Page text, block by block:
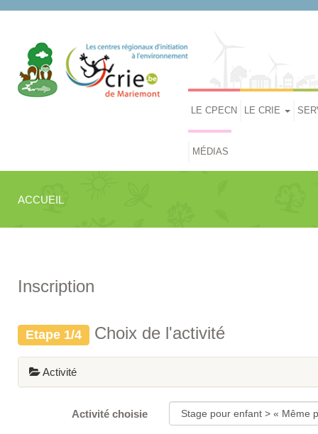
LE CPECN LE CRIE
MÉDIAS
ACCUEIL
Inscription
Etape 1/4 Choix de l'activité
Activité
Activité choisie